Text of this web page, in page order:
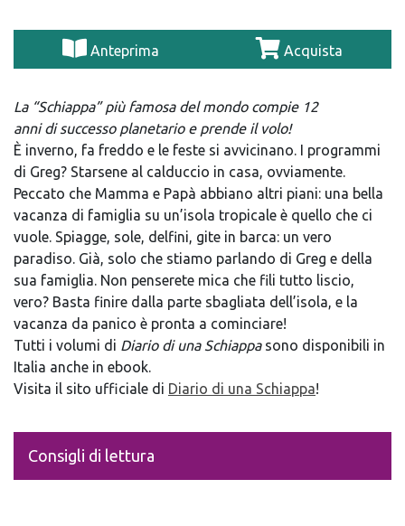
Anteprima Acquista
La “Schiappa” più famosa del mondo compie 12
annidisuccesso planetario e prende il volo!
È inverno, fa freddo e le feste si avvicinano. I programmi
di Greg? Starsene al calduccio in casa, ovviamente.
Peccato che Mamma e Papà abbiano altri piani: una bella
vacanza di famiglia su un’isola tropicale è quello che ci
vuole. Spiagge, sole, delfini, gite in barca: un vero
paradiso. Già, solo che stiamo parlando di Greg e della
sua famiglia. Non penserete mica che fili tutto liscio,
vero? Basta finire dalla parte sbagliata dell’isola, e la
vacanza da panico è pronta a cominciare!
Tutti i volumi di Diario di una Schiappasono disponibili in
Italia anche in ebook.
Visita il sito ufficiale di Diario di una Schiappa!
Consigli di lettura